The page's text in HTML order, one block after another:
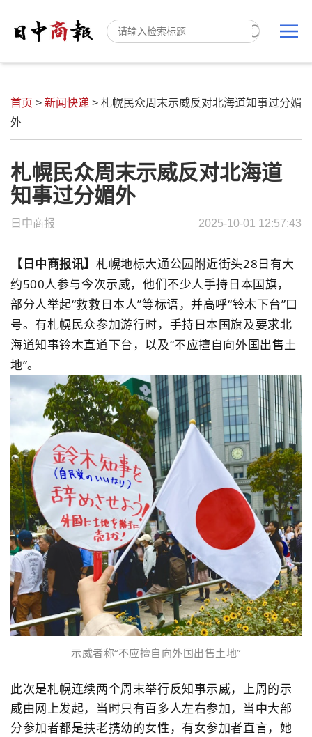
首页 > 新闻快递 > 札幌民众周末示威反对北海道知事过分媚
外
札幌民众周末示威反对北海道
知事过分媚外
日中商报 2025-10-01 12:57:43
【日中商报讯】札幌地标大通公园附近街头28日有大
约500人参与今次示威，他们不少人手持日本国旗，
部分人举起“救救日本人”等标语，并高呼“铃木下台”口
号。有札幌民众参加游行时，手持日本国旗及要求北
海道知事铃木直道下台，以及“不应擅自向外国出售土
地”。
示威者称“不应擅自向外国出售土地”
此次是札幌连续两个周末举行反知事示威，上周的示
威由网上发起，当时只有百多人左右参加，当中大部
分参加者都是扶老携幼的女性，有女参加者直言，她